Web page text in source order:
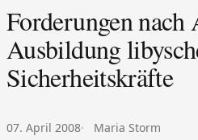
Forderungen
Ausbildung
Sicherheitskräfte
Veröffentlicht am:
07. April 2008 Autor:
Maria Storm